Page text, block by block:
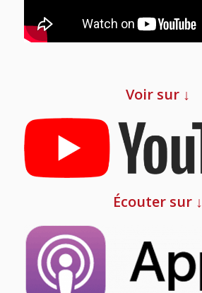
Voir sur ↓
Écouter sur ↓